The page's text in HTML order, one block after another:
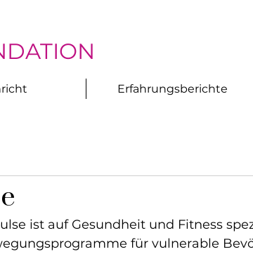
Erfahrungsberichte
ist auf Gesundheit und Fitness
für vulnerable